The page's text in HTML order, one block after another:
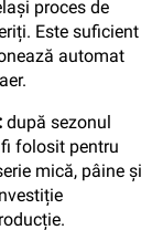
proces de
Este suficient
automat
după sezonul
folosit pentru
mică, pâine și